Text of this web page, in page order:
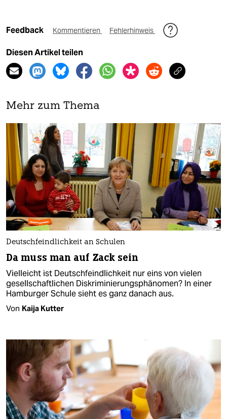
Feedback Kommentieren Fehlerhinweis
Diesen Artikel teilen
Mehr zum Thema
Deutschfeindlichkeit an Schulen
Da muss man auf Zack sein
Vielleicht ist Deutschfeindlichkeit nur eins von vielen
gesellschaftlichen Diskriminierungsphänomen? In einer
Hamburger Schule sieht es ganz danach aus.
Von Kaija Kutter